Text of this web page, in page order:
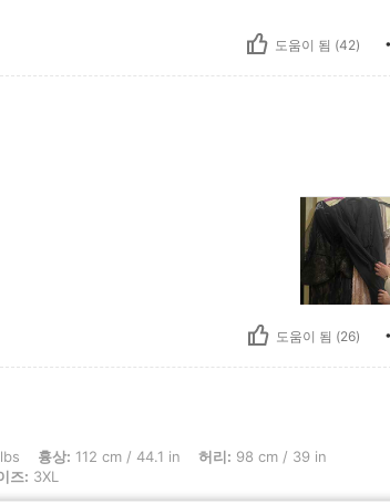
도움이 됨 (42)
도움이 됨 (26)
cm / 44.1 in, 허리: 98 cm / 39 in, 엉덩이: 134 cm / 53 in, 체
흉상: 112 cm / 44.1 in 허리: 98 cm / 39 in
즈: 3XL